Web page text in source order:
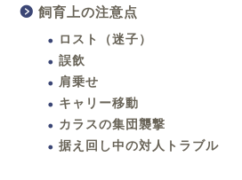
飼育上の注意点
ロスト（迷子）
誤飲
肩乗せ
キャリー移動
カラスの集団襲撃
据え回し中の対人トラブル